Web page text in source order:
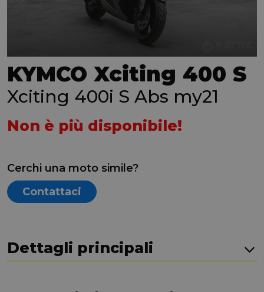
KYMCO Xciting 400 S
Xciting 400i S Abs my21
Non è più disponibile!
Cerchi una moto simile?
Contattaci
Dettagli principali